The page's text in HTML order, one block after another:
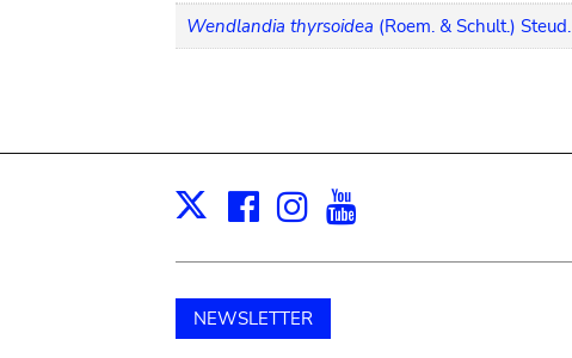
Wendlandia thyrsoidea (Roem. & Schult.) Steud.
X Facebook
Instagram
NEWSLETTER